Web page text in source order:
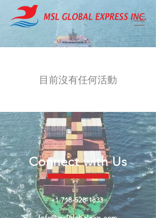
目前沒有任何活動
Connect with Us
+1 718-528-1833